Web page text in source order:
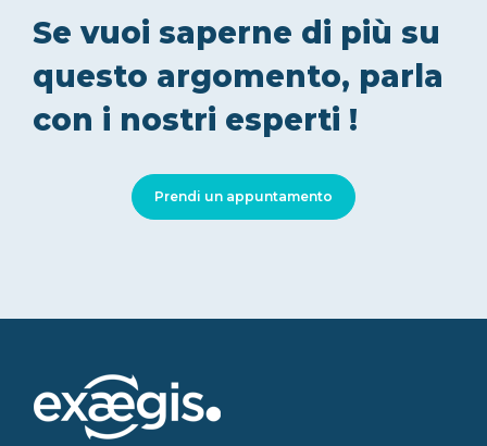
Prendi un appuntamento
Se vuoi saperne di più su
questo argomento, parla
con i nostri esperti !